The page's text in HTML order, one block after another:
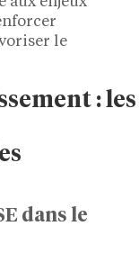
le
: les
dans le